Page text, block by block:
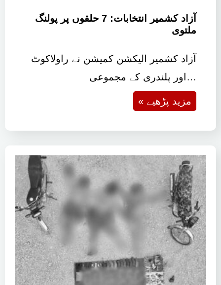
آزاد کشمیر انتخابات: 7 حلقوں پر پولنگ
ملتوی
آزاد کشمیر الیکشن کمیشن نے راولاکوٹ
اور پلندری کے مجموعی…
« مزید پڑھیے